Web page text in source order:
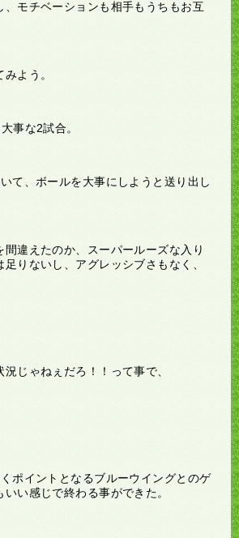
、モチベーションも相手もうちもお互
よう。
事な2試合。
て、ボールを大事にしようと送り出し
間違えたのか、スーパールーズな入り
りないし、アグレッシブさもなく、
じゃねぇだろ！！って事で、
ポイントとなるブルーウイングとのゲ
い感じで終わる事ができた。